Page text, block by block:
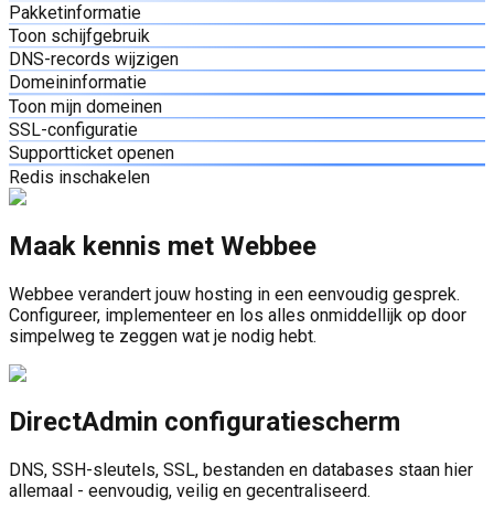
Pakketinformatie
Toon schijfgebruik
DNS-records wijzigen
Domeininformatie
Toon mijn domeinen
SSL-configuratie
Supportticket openen
Redis inschakelen
Maak kennis met Webbee
Webbee verandert jouw hosting in een eenvoudig gesprek.
Configureer, implementeer en los alles onmiddellijk op door
simpelweg te zeggen wat je nodig hebt.
DirectAdmin configuratiescherm
DNS, SSH-sleutels, SSL, bestanden en databases staan hier
allemaal - eenvoudig, veilig en gecentraliseerd.